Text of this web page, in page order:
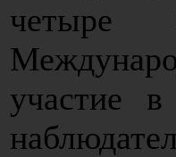
четыре
участие